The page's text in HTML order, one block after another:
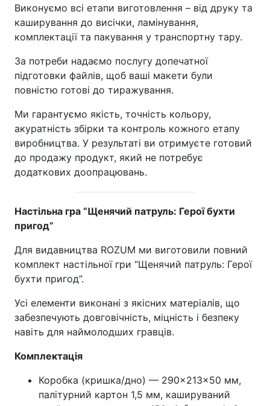
Виконуємо всі етапи виготовлення – від друку та
каширування до висічки, ламінування,
комплектації та пакування у транспортну тару.
За потреби надаємо послугу допечатної
підготовки файлів, щоб ваші макети були
повністю готові до тиражування.
Ми гарантуємо якість, точність кольору,
акуратність збірки та контроль кожного етапу
виробництва. У результаті ви отримуєте готовий
до продажу продукт, який не потребує
додаткових доопрацювань.
Настільна гра “Щенячий патруль: Герої бухти
пригод”
Для видавництва ROZUM ми виготовили повний
комплект настільної гри “Щенячий патруль: Герої
бухти пригод”.
Усі елементи виконані з якісних матеріалів, що
забезпечують довговічність, міцність і безпеку
навіть для наймолодших гравців.
Комплектація
Коробка (кришка/дно) — 290×213×50 мм,
палітурний картон 1,5 мм, кашируваний